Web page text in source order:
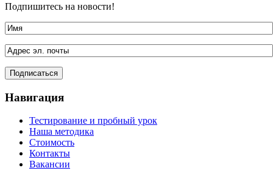
Подпишитесь на новости!
Навигация
Тестирование и пробный урок
Наша методика
Стоимость
Контакты
Вакансии